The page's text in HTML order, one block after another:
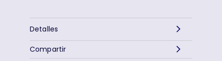
Detalles
Compartir